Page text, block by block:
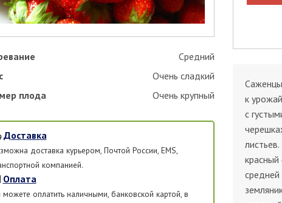
Средний
Очень сладкий
плода
Очень крупный
Доставка
доставка курьером, Почтой России, EMS,
компанией.
Оплата
оплатить наличными, банковской картой, в
к
с
красный
средней